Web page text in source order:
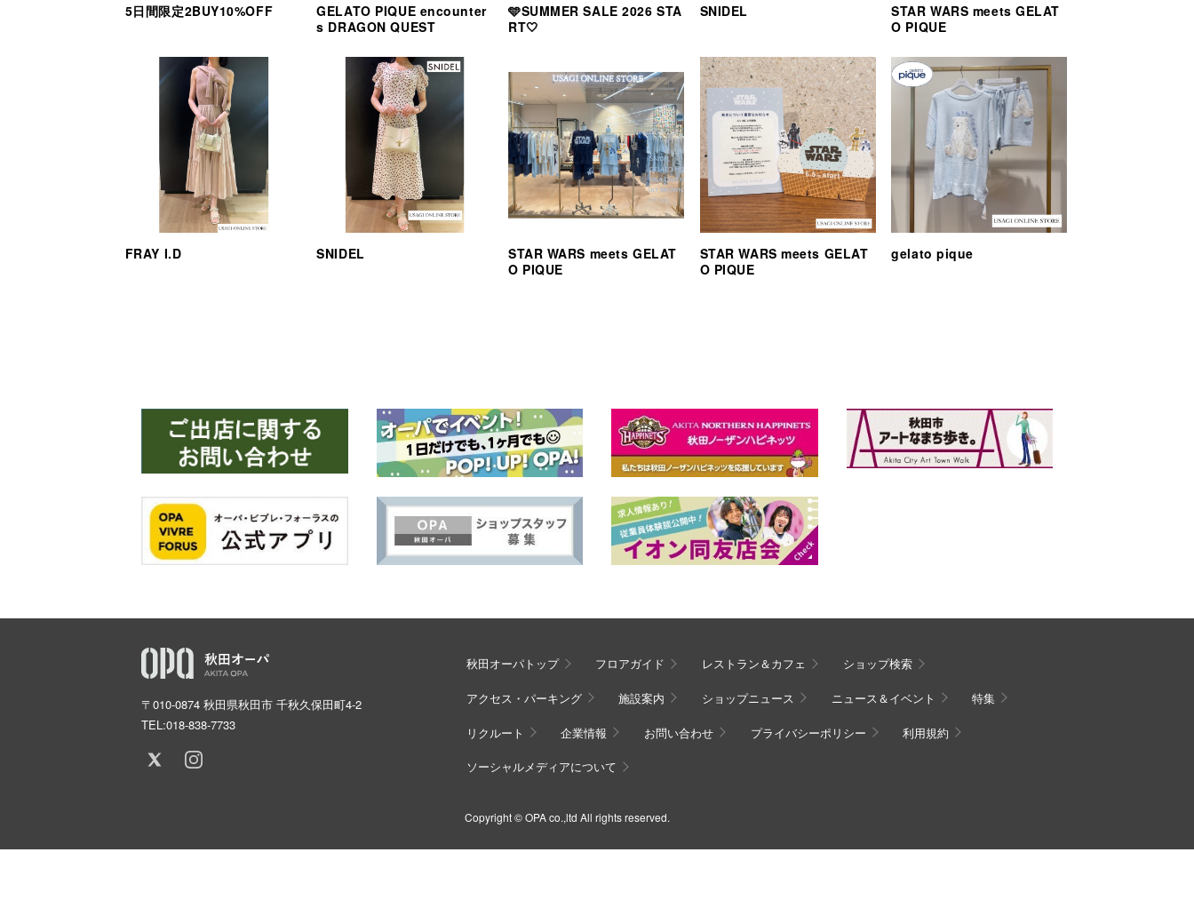
5日間限定2BUY10%OFF
GELATO PIQUE encounter
s DRAGON QUEST
🩵SUMMER SALE 2026 STA
RT🤍
SNIDEL
STAR WARS meets GELAT
O PIQUE
FRAY I.D SNIDEL
STAR WARS meets GELAT
O PIQUE
STAR WARS meets GELAT
O PIQUE
gelato pique
〒010-0874 秋田県秋田市 千秋久保田町4-2
TEL:018-838-7733
秋田オーパトップ フロアガイド レストラン＆カフェ ショップ検索
アクセス・パーキング 施設案内 ショップニュース ニュース＆イベント 特集
リクルート 企業情報 お問い合わせ プライバシーポリシー 利用規約
ソーシャルメディアについて
Copyright © OPA co.,ltd All rights reserved.